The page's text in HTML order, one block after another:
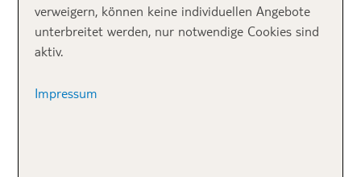
verweigern, können keine individuellen Angebote
unterbreitet werden, nur notwendige Cookies sind
aktiv.
Impressum